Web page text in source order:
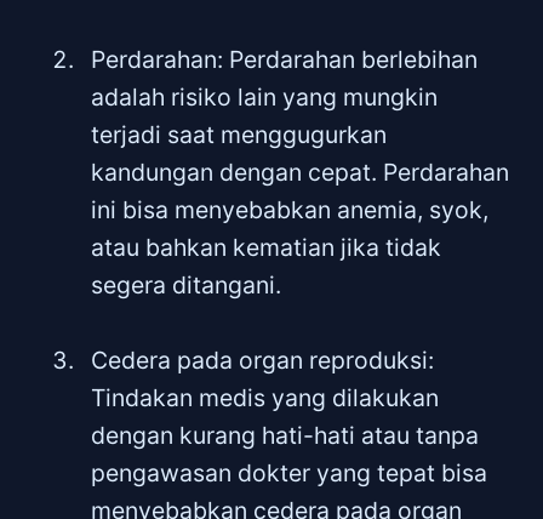
Perdarahan: Perdarahan berlebihan
adalah risiko lain yang mungkin
terjadi saat menggugurkan
kandungan dengan cepat. Perdarahan
ini bisa menyebabkan anemia, syok,
atau bahkan kematian jika tidak
segera ditangani.
Cedera pada organ reproduksi:
Tindakan medis yang dilakukan
dengan kurang hati-hati atau tanpa
pengawasan dokter yang tepat bisa
menyebabkan cedera pada organ